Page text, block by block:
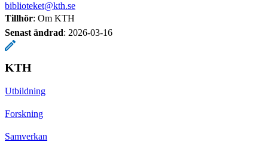
biblioteket@kth.se
Tillhör: Om KTH
Senast ändrad: 2026-03-16
KTH
Utbildning
Forskning
Samverkan